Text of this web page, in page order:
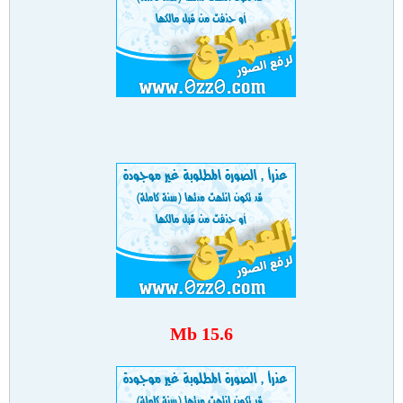
15.6 Mb